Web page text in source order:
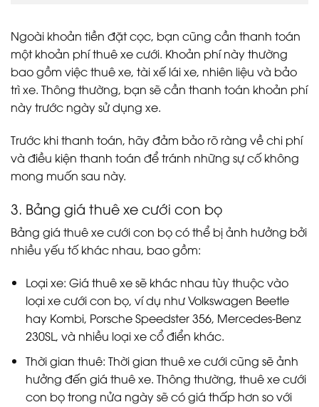
Ngoài khoản tiền đặt cọc, bạn cũng cần thanh toán
một khoản phí thuê xe cưới. Khoản phí này thường
bao gồm việc thuê xe, tài xế lái xe, nhiên liệu và bảo
trì xe. Thông thường, bạn sẽ cần thanh toán khoản phí
này trước ngày sử dụng xe.
Trước khi thanh toán, hãy đảm bảo rõ ràng về chi phí
và điều kiện thanh toán để tránh những sự cố không
mong muốn sau này.
3. Bảng giá thuê xe cưới con bọ
Bảng giá thuê xe cưới con bọ có thể bị ảnh hưởng bởi
nhiều yếu tố khác nhau, bao gồm:
Loại xe: Giá thuê xe sẽ khác nhau tùy thuộc vào
loại xe cưới con bọ, ví dụ như Volkswagen Beetle
hay Kombi, Porsche Speedster 356, Mercedes-Benz
230SL, và nhiều loại xe cổ điển khác.
Thời gian thuê: Thời gian thuê xe cưới cũng sẽ ảnh
hưởng đến giá thuê xe. Thông thường, thuê xe cưới
con bọ trong nửa ngày sẽ có giá thấp hơn so với